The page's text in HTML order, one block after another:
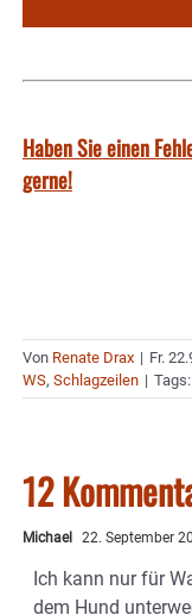
Haben Sie einen
gerne!
Von Renate Drax | Fr.
WS, Schlagzeilen | Tags:
12
Michael 22. September
Ich kann nur für
dem Hund